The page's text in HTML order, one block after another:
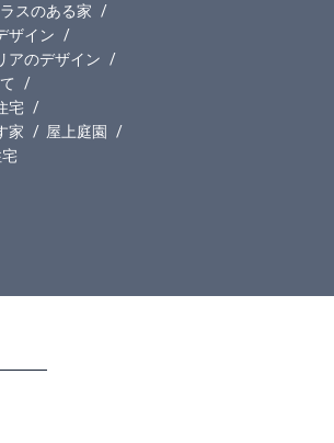
スのある家
ザイン
アのデザイン
宅
家
屋上庭園